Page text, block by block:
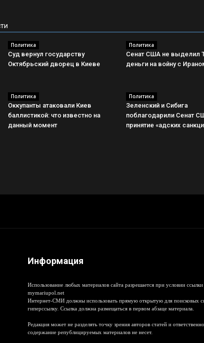
Политика
Суд вернул государству
Октябрьский дворец в Киеве
Политика
Сенат США не выделил
деньги на войну с
Политика
Оккупанты атаковали Киев
баллистикой: что известно на
данный момент
Политика
Зеленский и Сибига
поблагодарили Сенат
принятие «адских
Информация
Использование любых материалов сайта разрешается при условии ссылки
mymariupol.net
Интернет-СМИ должны использовать прямую открытую для поисковых
гиперссылку. Ссылка должна размещаться в первом абзаце материала.
Редакция может не разделять точку зрения авторов статей и
содержание републицируемых материалов не несет.